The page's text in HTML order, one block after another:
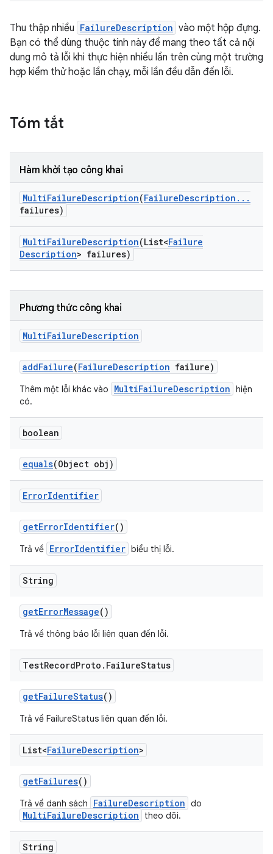
Thu thập nhiều FailureDescription vào một hộp đựng.
Bạn có thể dùng thuộc tính này để mang theo tất cả nội
dung mô tả lỗi khi thực hiện nhiều lần trên cùng một trường
hợp kiểm thử hoặc lần chạy, mỗi lần đều dẫn đến lỗi.
Tóm tắt
Hàm khởi tạo công khai
MultiFailureDescription(FailureDescription . . .
failures)
MultiFailureDescription(List<Failure
Description> failures)
Phương thức công khai
MultiFailureDescription
addFailure(FailureDescription failure)
Thêm một lỗi khác vào MultiFailureDescription hiện
có.
boolean
equals(Object obj)
ErrorIdentifier
getErrorIdentifier()
Trả về ErrorIdentifier biểu thị lỗi.
String
getErrorMessage()
Trả về thông báo lỗi liên quan đến lỗi.
TestRecordProto . FailureStatus
getFailureStatus()
Trả về FailureStatus liên quan đến lỗi.
List<FailureDescription>
getFailures()
Trả về danh sách FailureDescription do
MultiFailureDescription theo dõi.
String